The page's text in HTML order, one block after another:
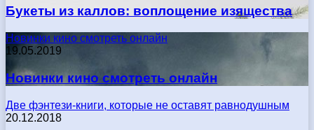
Букеты из каллов: воплощение изящества
Новинки кино смотреть онлайн
19.05.2019
Новинки кино смотреть онлайн
Две фэнтези-книги, которые не оставят равнодушным
20.12.2018